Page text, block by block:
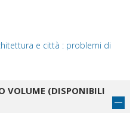
e città : problemi di
VOLUME (DISPONIBILI